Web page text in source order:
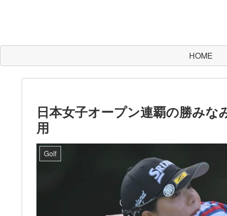
HOME
日本女子オープン連覇の勝み
用
Golf